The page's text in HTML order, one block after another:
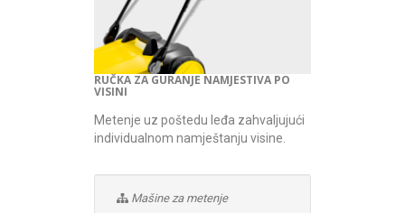
RUČKA ZA GURANJE NAMJESTIVA PO
VISINI
Metenje uz poštedu leđa zahvaljujući
individualnom namještanju visine.
Mašine za metenje